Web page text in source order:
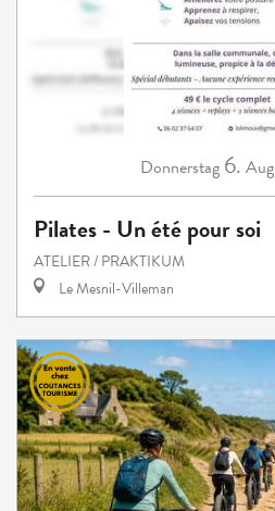
Donnerstag 6. Aug
Pilates - Un été pour soi
ATELIER / PRAKTIKUM
Le Mesnil-Villeman